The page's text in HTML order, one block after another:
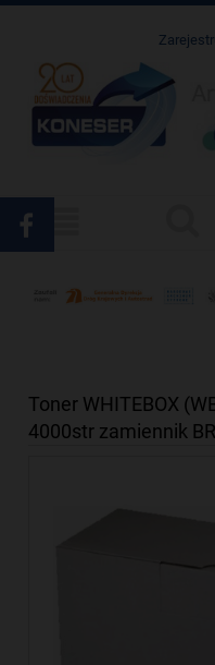
Toner WHITEBOX
4000str zamiennik